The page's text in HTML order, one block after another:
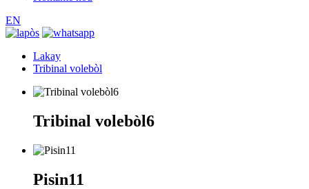
EN
Lakay
Tribinal volebòl
Tribinal volebòl6
Pisin11